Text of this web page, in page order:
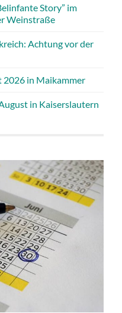
Story” im
Weinstraße
Achtung vor der
2026 in Maikammer
in Kaiserslautern